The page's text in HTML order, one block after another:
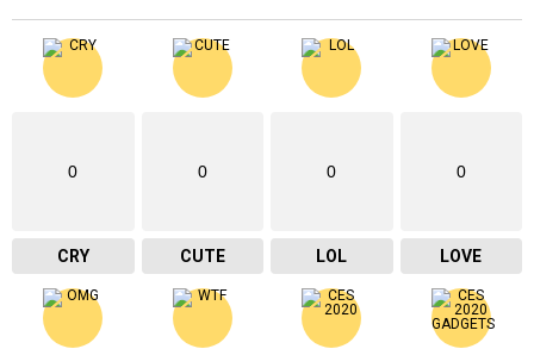
0
CRY
0
CUTE
0
LOL
0
LOVE